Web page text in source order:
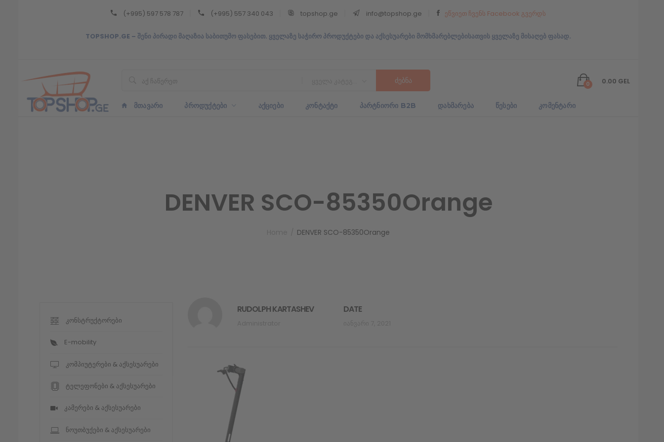
(+995) 597 578 787 (+995) 557 340 043 topshop.ge info@topshop.ge ეწვიეთ ჩვენს Facebook გვერდს
TOPSHOP.GE – შენი პირადი მაღაზია საბითუმო ფასებით. ყველაზე საჭირო პროდუქტები და აქსესუარები მომხმარებლებისათვის ყველაზე მისაღებ ფასად.
0 0.00 GEL
ᲛᲗᲐᲕᲐᲠᲘ ᲞᲠᲝᲓᲣᲥᲢᲔᲑᲘ ᲐᲥᲪᲘᲔᲑᲘ ᲙᲝᲜᲢᲐᲥᲢᲘ ᲞᲐᲠᲢᲜᲘᲝᲠᲘ B2B ᲓᲐᲮᲛᲐᲠᲔᲑᲐ ᲬᲔᲡᲔᲑᲘ ᲙᲝᲛᲔᲜᲢᲐᲠᲘ
DENVER SCO-85350Orange
DENVER SCO-85350Orange
RUDOLPH KARTASHEV DATE
კონსტრუქტორები
E-mobility
კომპიუტერები & აქსესუარები
ტელეფონები & აქსესუარები
კამერები & აქსესუარები
ნოუთბუქები & აქსესუარები